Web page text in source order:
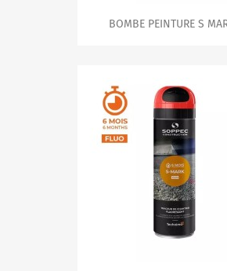
BOMBE PEINTURE S